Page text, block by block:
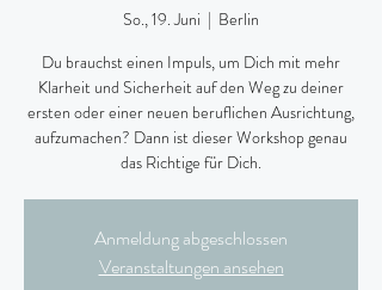
So., 19. Juni
  |
Berlin
Du brauchst einen Impuls, um Dich mit mehr
Klarheit und Sicherheit auf den Weg zu deiner
ersten oder einer neuen beruflichen Ausrichtung,
aufzumachen? Dann ist dieser Workshop genau
das Richtige für Dich.
Anmeldung abgeschlossen
Veranstaltungen ansehen